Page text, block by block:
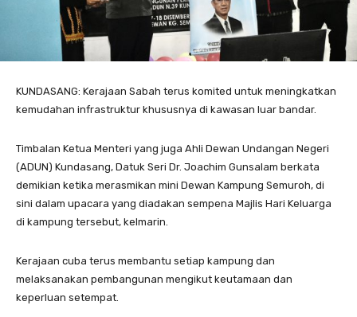
KUNDASANG: Kerajaan Sabah terus komited untuk meningkatkan
kemudahan infrastruktur khususnya di kawasan luar bandar.
Timbalan Ketua Menteri yang juga Ahli Dewan Undangan Negeri
(ADUN) Kundasang, Datuk Seri Dr. Joachim Gunsalam berkata
demikian ketika merasmikan mini Dewan Kampung Semuroh, di
sini dalam upacara yang diadakan sempena Majlis Hari Keluarga
di kampung tersebut, kelmarin.
Kerajaan cuba terus membantu setiap kampung dan
melaksanakan pembangunan mengikut keutamaan dan
keperluan setempat.